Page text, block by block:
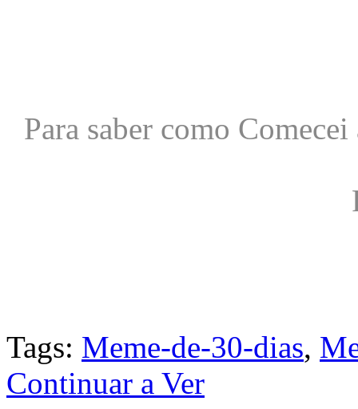
Para saber como
Tags: Meme-de-30-dias,
Continuar a Ver